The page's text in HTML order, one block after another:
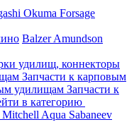
Okuma Forsage
BalzerAmundson
удилищ, коннекторы
Запчасти к карповым
удилищам Запчасти к
в категорию
Mitchell Aqua Sabaneev